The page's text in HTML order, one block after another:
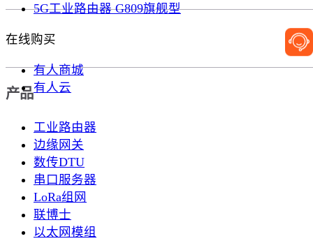
5G工业路由器 G809旗舰型
在线购买
有人商城
有人云
产品
工业路由器
边缘网关
数传DTU
串口服务器
LoRa组网
联博士
以太网模组